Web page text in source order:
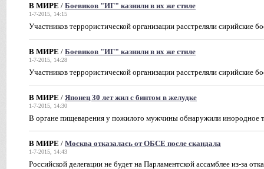
В МИРЕ / Боевиков "ИГ" казнили в их же стиле
1-7-2015, 14:15
Участников террористической организации расстреляли сирийские
В МИРЕ / Боевиков "ИГ" казнили в их же стиле
1-7-2015, 14:28
Участников террористической организации расстреляли сирийские
В МИРЕ / Японец 30 лет жил с бинтом в желудке
1-7-2015, 14:30
В органе пищеварения у пожилого мужчины обнаружили инородное
В МИРЕ / Москва отказалась от ОБСЕ после скандала
1-7-2015, 14:43
Российской делегации не будет на Парламентской ассамблее из-за